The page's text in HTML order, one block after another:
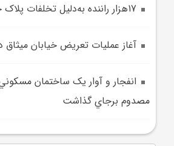
17هزار راننده به‌دليل تخلفات پلاک جريمه شدند
آغاز عمليات تعريض خيابان ميثاق در
مصدوم برجاي گذاشت